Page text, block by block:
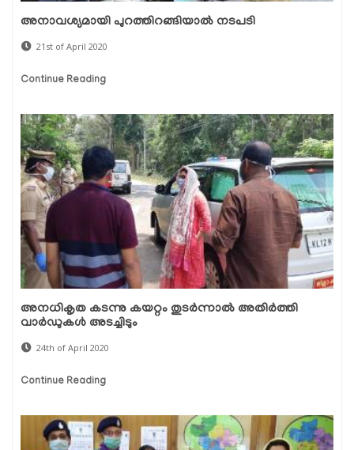
അനാവശ്യമായി പുറത്തിറങ്ങിയാല്‍ നടപടി
21st of April 2020
Continue Reading
അനധികൃത കടന്നു കയറ്റം തുടര്‍ന്നാല്‍ അതിര്‍ത്തി
വാര്‍ഡുകള്‍ അടച്ചിടും
24th of April 2020
Continue Reading